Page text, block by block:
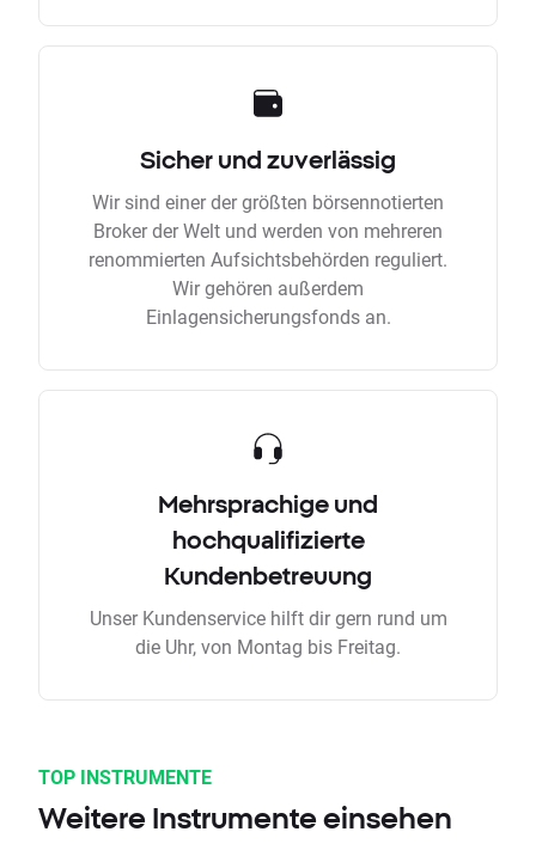
Sicher und zuverlässig
Wir sind einer der größten börsennotierten
Broker der Welt und werden von mehreren
renommierten Aufsichtsbehörden reguliert.
Wir gehören außerdem
Einlagensicherungsfonds an.
Mehrsprachige und
hochqualifizierte
Kundenbetreuung
Unser Kundenservice hilft dir gern rund um
die Uhr, von Montag bis Freitag.
TOP INSTRUMENTE
Weitere Instrumente einsehen